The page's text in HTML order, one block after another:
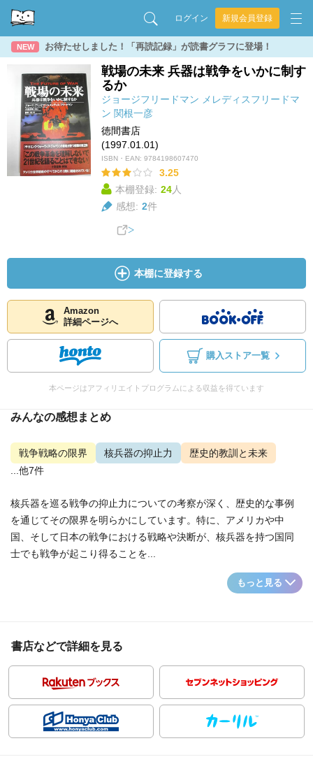
ログイン 新規会員登録
NEW お待たせしました！「再読記録」が読書グラフに登場！
戦場の未来 兵器は戦争をいかに制す
るか
ジョージフリードマン メレディスフリードマ
ン 関根一彦
徳間書店
(1997.01.01)
ISBN・EAN: 9784198607470
3.25
本棚登録: 24人
感想: 2件
本棚に登録する
Amazon
詳細ページへ
購入ストア一覧
本ページはアフィリエイトプログラムによる収益を得ています
みんなの感想まとめ
戦争戦略の限界 核兵器の抑止力
歴史的教訓と未来
...他7件
核兵器を巡る戦争の抑止力についての考察が深く、歴史的な事例
を通じてその限界を明らかにしています。特に、アメリカや中
国、そして日本の戦争における戦略や決断が、核兵器を持つ国同
士でも戦争が起こり得ることを...
もっと見る
書店などで詳細を見る